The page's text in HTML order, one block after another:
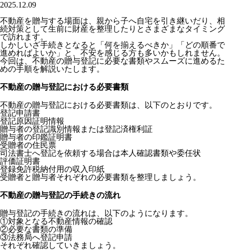
2025.12.09
不動産を贈与する場面は、親から子へ自宅を引き継いだり、相
続対策として生前に財産を整理したりとさまざまなタイミング
で訪れます。
しかしいざ手続きとなると「何を揃えるべきか」「どの順番で
進めればよいか」と、不安を感じる方も多いかもしれません。
今回は、不動産の贈与登記に必要な書類やスムーズに進めるた
めの手順を解説いたします。
不動産の贈与登記における必要書類
不動産の贈与登記における必要書類は、以下のとおりです。
登記申請書
登記原因証明情報
贈与者の登記識別情報または登記済権利証
贈与者の印鑑証明書
受贈者の住民票
司法書士へ登記を依頼する場合は本人確認書類や委任状
評価証明書
登録免許税納付用の収入印紙
受贈者と贈与者それぞれの必要書類を整理しましょう。
不動産の贈与登記の手続きの流れ
贈与登記の手続きの流れは、以下のようになります。
①対象となる不動産情報の確認
②必要な書類の準備
③法務局へ登記申請
それぞれ確認していきましょう。